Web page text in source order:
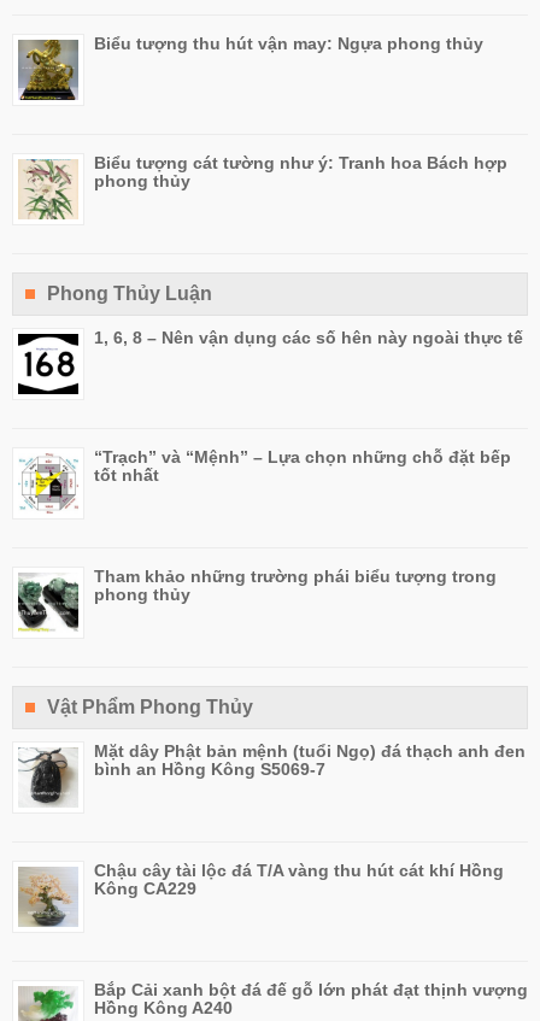
Biểu tượng thu hút vận may: Ngựa phong thủy
Biểu tượng cát tường như ý: Tranh hoa Bách hợp
phong thủy
Phong Thủy Luận
1, 6, 8 – Nên vận dụng các số hên này ngoài thực tế
“Trạch” và “Mệnh” – Lựa chọn những chỗ đặt bếp
tốt nhất
Tham khảo những trường phái biểu tượng trong
phong thủy
Vật Phẩm Phong Thủy
Mặt dây Phật bản mệnh (tuổi Ngọ) đá thạch anh đen
bình an Hồng Kông S5069-7
Chậu cây tài lộc đá T/A vàng thu hút cát khí Hồng
Kông CA229
Bắp Cải xanh bột đá đế gỗ lớn phát đạt thịnh vượng
Hồng Kông A240